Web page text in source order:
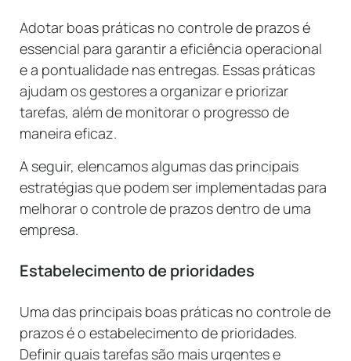
Adotar boas práticas no controle de prazos é
essencial para garantir a eficiência operacional
e a pontualidade nas entregas. Essas práticas
ajudam os gestores a organizar e priorizar
tarefas, além de monitorar o progresso de
maneira eficaz.
A seguir, elencamos algumas das principais
estratégias que podem ser implementadas para
melhorar o controle de prazos dentro de uma
empresa.
Estabelecimento de prioridades
Uma das principais boas práticas no controle de
prazos é o estabelecimento de prioridades.
Definir quais tarefas são mais urgentes e